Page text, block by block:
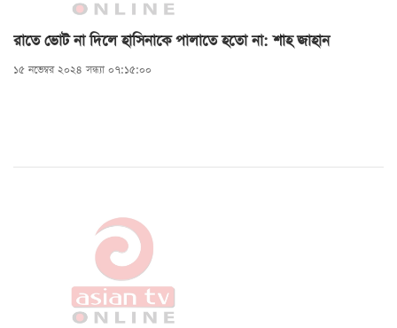
রাতে ভোট না দিলে হাসিনাকে পালাতে হতো না: শাহ জাহান
১৫ নভেম্বর ২০২৪ সন্ধ্যা ০৭:১৫:০০